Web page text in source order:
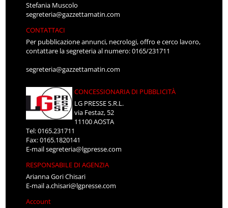
Stefania Muscolo
segreteria@gazzettamatin.com
CONTATTACI
Per pubblicazione annunci, necrologi, offro e cerco lavoro,
contattare la segreteria al numero: 0165/231711
segreteria@gazzettamatin.com
CONCESSIONARIA DI PUBBLICITÀ
LG PRESSE S.R.L.
via Festaz, 52
11100 AOSTA
Tel: 0165.231711
Fax: 0165.1820141
E-mailsegreteria@lgpresse.com
RESPONSABILE DI AGENZIA
Arianna Gori Chisari
E-maila.chisari@lgpresse.com
Account